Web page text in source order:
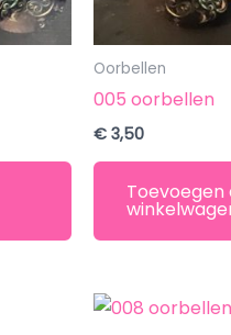
Oorbellen
005 oorbellen
€ 3,50
Toevoegen